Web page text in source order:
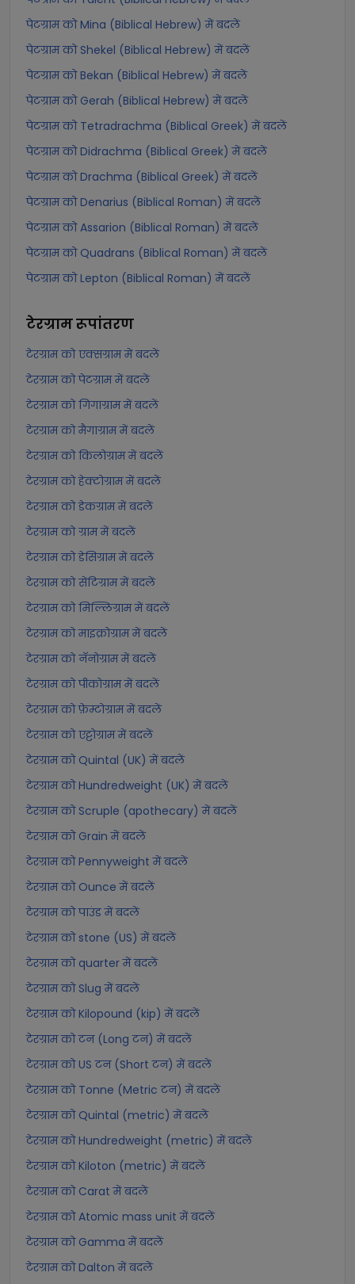
पेटग्राम को Mina (Biblical Hebrew) में बदलें
पेटग्राम को Shekel (Biblical Hebrew) में बदलें
पेटग्राम को Bekan (Biblical Hebrew) में बदलें
पेटग्राम को Gerah (Biblical Hebrew) में बदलें
पेटग्राम को Tetradrachma (Biblical Greek) में बदलें
पेटग्राम को Didrachma (Biblical Greek) में बदलें
पेटग्राम को Drachma (Biblical Greek) में बदलें
पेटग्राम को Denarius (Biblical Roman) में बदलें
पेटग्राम को Assarion (Biblical Roman) में बदलें
पेटग्राम को Quadrans (Biblical Roman) में बदलें
पेटग्राम को Lepton (Biblical Roman) में बदलें
टेरग्रामरूपांतरण
टेरग्राम को एक्सग्राम में बदलें
टेरग्राम को पेटग्राम में बदलें
टेरग्राम को गिगाग्राम में बदलें
टेरग्राम को मैगाग्राम में बदलें
टेरग्राम को किलोग्राम में बदलें
टेरग्राम को हेक्टोग्राम में बदलें
टेरग्राम को डेकग्राम में बदलें
टेरग्राम को ग्राम में बदलें
टेरग्राम को डेसिग्राम में बदलें
टेरग्राम को सेंटिग्राम में बदलें
टेरग्राम को मिल्लिग्राम में बदलें
टेरग्राम को माइक्रोग्राम में बदलें
टेरग्राम को नॅनोग्राम में बदलें
टेरग्राम को पीकोग्राम में बदलें
टेरग्राम को फ़ेम्टोग्राम में बदलें
टेरग्राम को एट्टोग्राम में बदलें
टेरग्राम को Quintal (UK) में बदलें
टेरग्राम को Hundredweight (UK) में बदलें
टेरग्राम को Scruple (apothecary) में बदलें
टेरग्राम को Grain में बदलें
टेरग्राम को Pennyweight में बदलें
टेरग्राम को Ounce में बदलें
टेरग्राम को पाउंड में बदलें
टेरग्राम को stone (US) में बदलें
टेरग्राम को quarter में बदलें
टेरग्राम को Slug में बदलें
टेरग्राम को Kilopound (kip) में बदलें
टेरग्राम को टन (Long टन) में बदलें
टेरग्राम को US टन (Short टन) में बदलें
टेरग्राम को Tonne (Metric टन) में बदलें
टेरग्राम को Quintal (metric) में बदलें
टेरग्राम को Hundredweight (metric) में बदलें
टेरग्राम को Kiloton (metric) में बदलें
टेरग्राम को Carat में बदलें
टेरग्राम को Atomic mass unit में बदलें
टेरग्राम को Gamma में बदलें
टेरग्राम को Dalton में बदलें